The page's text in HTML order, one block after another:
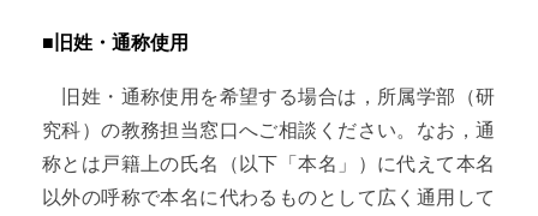
■旧姓・通称使用
旧姓・通称使用を希望する場合は，所属学部（研
究科）の教務担当窓口へご相談ください。なお，通
称とは戸籍上の氏名（以下「本名」）に代えて本名
以外の呼称で本名に代わるものとして広く通用して